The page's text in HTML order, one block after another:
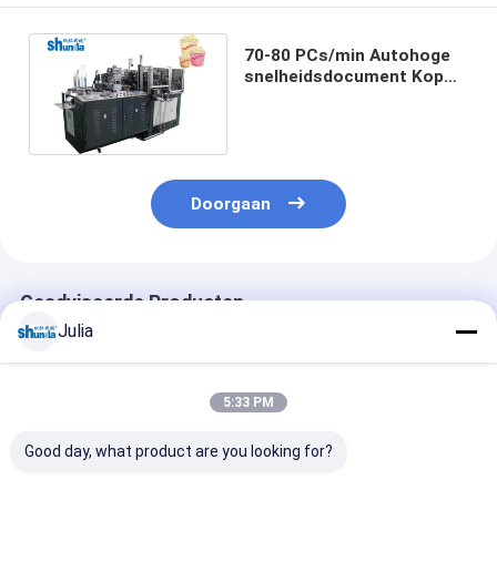
70-80 PCs/min Autohoge
snelheidsdocument Kop
Doorgaan
Geadviseerde Producten
Julia
5:33 PM
Good day, what product are you looking for?